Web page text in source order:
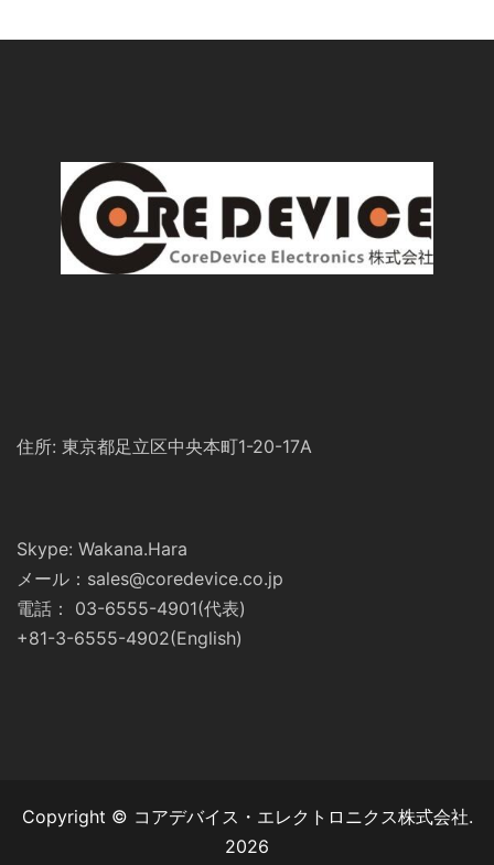
住所: 東京都足立区中央本町1-20-17A
Skype: Wakana.Hara
メール：sales@coredevice.co.jp
電話： 03-6555-4901(代表)
+81-3-6555-4902(English)
Copyright © コアデバイス・エレクトロニクス株式会社.
2026